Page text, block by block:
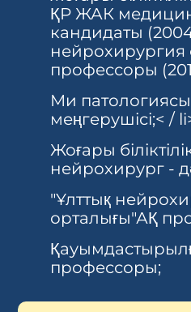
ҚР ЖАК
кандидаты
нейрохирургия
профессоры
Ми патологиясы
меңгерушісі;< /
Жоғары
нейрохирург -
"Ұлттық
орталығы"АҚ
профессоры;